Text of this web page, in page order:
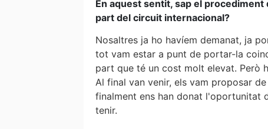
En aquest sentit, sap el
part del circuit internacional?
Nosaltres ja ho havíem demanat, ja
tot vam estar a punt de portar-la
part que té un cost molt elevat. Però
Al final van venir, els vam proposar
finalment ens han donat l'oportunitat
tenir.